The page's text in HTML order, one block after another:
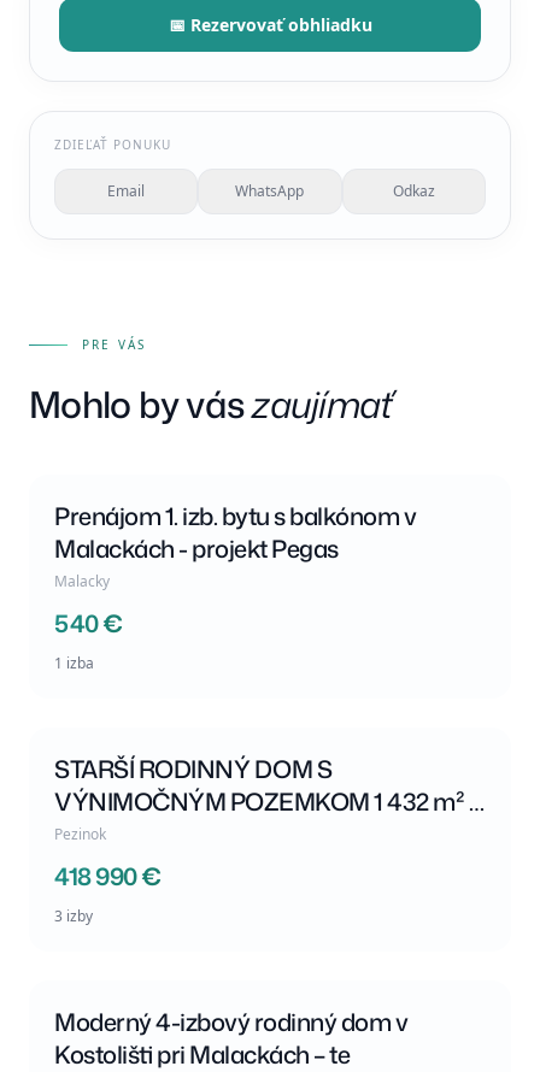
📅 Rezervovať obhliadku
ZDIEĽAŤ PONUKU
Email WhatsApp Odkaz
PRE VÁS
Mohlo by vászaujímať
EXKLUZÍVNE
Prenájom 1. izb. bytu s balkónom v
Malackách - projekt Pegas
Malacky
540 €
1 izba
ODPORÚČANÉ
STARŠÍ RODINNÝ DOM S
VÝNIMOČNÝM POZEMKOM 1 432 m² V
SRDCI GR
Pezinok
418 990 €
3 izby
ODPORÚČANÉ
Moderný 4-izbový rodinný dom v
Kostolišti pri Malackách – te